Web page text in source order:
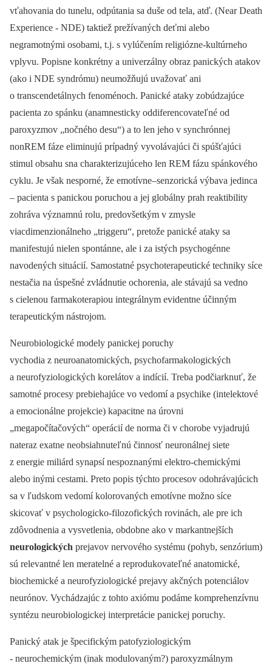
vťahovania do tunelu, odpútania sa duše od tela, atď. (Near Death
Experience -⁠ NDE) taktiež prežívaných deťmi alebo
negramotnými osobami, t.j. s vylúčením religiózne-kultúrneho
vplyvu. Popisne konkrétny a univerzálny obraz panických atakov
(ako i NDE syndrómu) neumožňujú uvažovať ani
o transcendetálnych fenoménoch. Panické ataky zobúdzajúce
pacienta zo spánku (anamnesticky oddiferencovateľné od
paroxyzmov „nočného desu“) a to len jeho v synchrónnej
nonREM fáze eliminujú prípadný vyvolávajúci či spúšťajúci
stimul obsahu sna charakterizujúceho len REM fázu spánkového
cyklu. Je však nesporné, že emotívne–senzorická výbava jedinca
–⁠ pacienta s panickou poruchou a jej globálny prah reaktibility
zohráva významnú rolu, predovšetkým v zmysle
viacdimenzionálneho „triggeru“, pretože panické ataky sa
manifestujú nielen spontánne, ale i za istých psychogénne
navodených situácií. Samostatné psychoterapeutické techniky síce
nestačia na úspešné zvládnutie ochorenia, ale stávajú sa vedno
s cielenou farmakoterapiou integrálnym evidentne účinným
terapeutickým nástrojom.
Neurobiologické modely panickej poruchy
vychodia z neuroanatomických, psychofarmakologických
a neurofyziologických korelátov a indícií. Treba podčiarknuť, že
samotné procesy prebiehajúce vo vedomí a psychike (intelektové
a emocionálne projekcie) kapacitne na úrovni
„megapočítačových“ operácií de norma či v chorobe vyjadrujú
nateraz exatne neobsiahnuteľnú činnosť neuronálnej siete
z energie miliárd synapsí nespoznanými elektro-chemickými
alebo inými cestami. Preto popis týchto procesov odohrávajúcich
sa v ľudskom vedomí kolorovaných emotívne možno síce
skicovať v psychologicko-filozofických rovinách, ale pre ich
zdôvodnenia a vysvetlenia, obdobne ako v markantnejších
neurologických prejavov nervového systému (pohyb, senzórium)
sú relevantné len meratelné a reprodukovateľné anatomické,
biochemické a neurofyziologické prejavy akčných potenciálov
neurónov. Vychádzajúc z tohto axiómu podáme komprehenzívnu
syntézu neurobiologickej interpretácie panickej poruchy.
Panický atak je špecifickým patofyziologickým
-⁠ neurochemickým (inak modulovaným?) paroxyzmálnym